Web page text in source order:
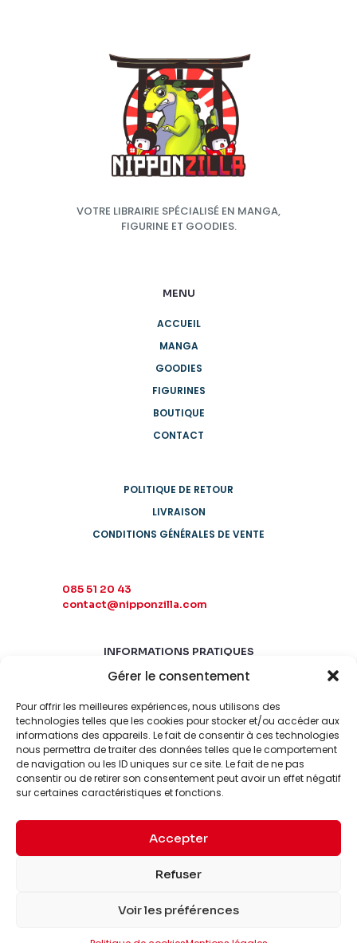
Gérer le consentement
Pour offrir les meilleures expériences, nous utilisons des
technologies telles que les cookies pour stocker et/ou accéder aux
informations des appareils. Le fait de consentir à ces technologies
nous permettra de traiter des données telles que le comportement
de navigation ou les ID uniques sur ce site. Le fait de ne pas
consentir ou de retirer son consentement peut avoir un effet négatif
sur certaines caractéristiques et fonctions.
Accepter
Refuser
Voir les préférences
VOTRE LIBRAIRIE SPÉCIALISÉ EN MANGA,
FIGURINE ET GOODIES.
MENU
ACCUEIL
MANGA
GOODIES
FIGURINES
BOUTIQUE
CONTACT
POLITIQUE DE RETOUR
LIVRAISON
CONDITIONS GÉNÉRALES DE VENTE
085 51 20 43
contact@nipponzilla.com
INFORMATIONS PRATIQUES
MARDI-SAMEDI
LUNDI-DIMANCHE
FERMÉ
© 2026 Nipponzilla. Tous
Mentions